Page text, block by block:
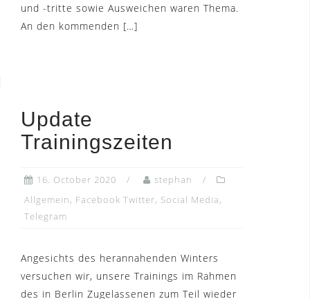
und -tritte sowie Ausweichen waren Thema.
An den kommenden […]
Update
Trainingszeiten
16. October 2020
stephan
Allgemein, Facebook Twitter, Social Media,
Telegram
Angesichts des herannahenden Winters
versuchen wir, unsere Trainings im Rahmen
des in Berlin Zugelassenen zum Teil wieder